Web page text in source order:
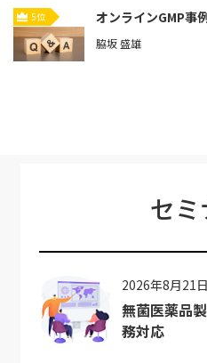
5位 オンラインGMP事
脇坂 盛雄
セミ
2026年8月21
無菌医薬品
務対応